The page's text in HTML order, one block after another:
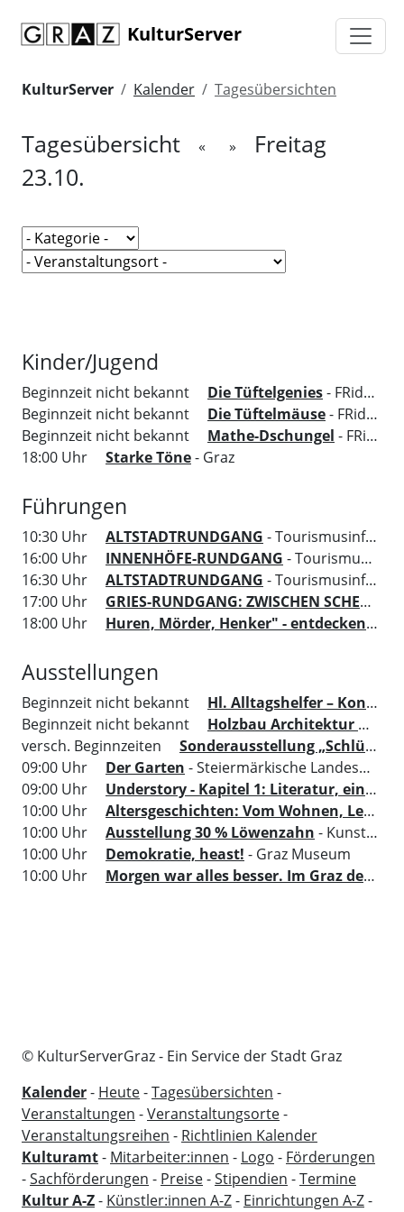
KulturServer
KulturServer Kalender Tagesübersichten
Tagesübersicht « »
Freitag
23.10.
Kinder/Jugend
Beginnzeit nicht bekannt Die Tüftelgenies- FRida&freD - Das Grazer Kindermuseum
Beginnzeit nicht bekannt
Die Tüftelmäuse- FRida&freD - Das Grazer Kindermuseum
Beginnzeit nicht bekannt
Mathe-Dschungel - FRida&freD - Das Grazer Kindermuseum
18:00 Uhr
Starke Töne- Graz
Führungen
10:30 Uhr ALTSTADTRUNDGANG - Tourismusinformation Region Graz
16:00 Uhr
INNENHÖFE-RUNDGANG - Tourismusinformation Region Graz
16:30 Uhr
ALTSTADTRUNDGANG - Tourismusinformation Region Graz
17:00 Uhr
GRIES-RUNDGANG: ZWISCHEN SCHERBEN UND AUFBRUCH
18:00 Uhr
Huren, Mörder, Henker" - entdecken Sie die dunklen Seiten von Graz
Ausstellungen
Beginnzeit nicht bekannt
Hl. Alltagshelfer – Konkrete Hilfe aus dem Himmel
Beginnzeit nicht bekannt
Holzbau Architektur mit MENSCH. ORT. HAUS. VERSTAND.
versch. Beginnzeiten
Sonderausstellung „Schlüssel zur Kunst“
09:00 Uhr
Der Garten - Steiermärkische Landesbibliothek
09:00 Uhr
Understory - Kapitel 1: Literatur, ein Ort um sich zu versammeln
10:00 Uhr
Altersgeschichten: Vom Wohnen, Leben und dem, was zählt
10:00 Uhr
Ausstellung 30 % Löwenzahn - Kunsthaus Graz
10:00 Uhr
Demokratie, heast! - Graz Museum
10:00 Uhr
Morgen war alles besser. Im Graz der 70er
© KulturServerGraz - Ein Service der Stadt Graz
Kalender- Heute-Tagesübersichten -
Veranstaltungen -Veranstaltungsorte-
Veranstaltungsreihen - Richtlinien Kalender
Kulturamt- Mitarbeiter:innen - Logo - Förderungen
-Sachförderungen - Preise-Stipendien -Termine
Kultur A-Z- Künstler:innen A-Z- Einrichtungen A-Z-